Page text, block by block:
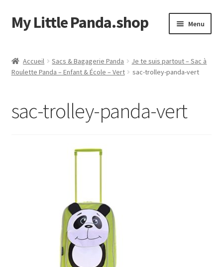
Aller
à
navigation
Aller
au
My Little Panda.shop Menu
Boutique
Accueil Sacs & Bagagerie Panda
Je te suis partout – Sac à
Roulette Panda – Enfant & École – Vert
sac-trolley-panda-vert
sac-trolley-panda-vert